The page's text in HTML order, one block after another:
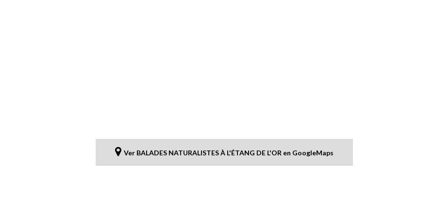
Ver BALADES NATURALISTES À L'ÉTANG DE L'OR en GoogleMaps